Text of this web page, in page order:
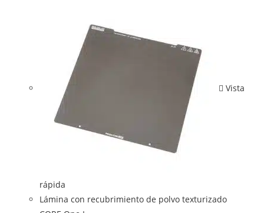
Vista
rápida
Lámina con recubrimiento de polvo texturizado